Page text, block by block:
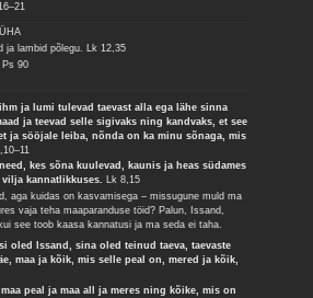
ja lambid põlegu. Lk 12,35
Ps 90
ja lumi tulevad taevast alla ega lähe sinna
ja teevad selle sigivaks ning kandvaks, et see
ja sööjale leiba, nõnda on ka minu sõnaga, mis
kes sõna kuulevad, kaunis ja heas südames
kannatlikkuses. Lk 8,15
aga kuidas on kasvamisega – missugune muld ma
vaja teha maaparanduse töid? Palun, Issand,
see toob kaasa kannatusi ja ma seda ei taha.
oled Issand, sina oled teinud taeva, taevaste
maa ja kõik, mis selle peal on, mered ja kõik,
peal ja maa all ja meres ning kõike, mis on